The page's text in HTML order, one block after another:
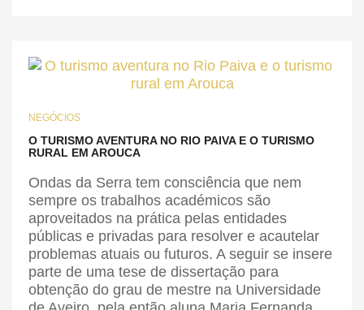
NEGÓCIOS
O TURISMO AVENTURA NO RIO PAIVA E O TURISMO
RURAL EM AROUCA
Ondas da Serra tem consciência que nem
sempre os trabalhos académicos são
aproveitados na prática pelas entidades
públicas e privadas para resolver e acautelar
problemas atuais ou futuros. A seguir se insere
parte de uma tese de dissertação para
obtenção do grau de mestre na Universidade